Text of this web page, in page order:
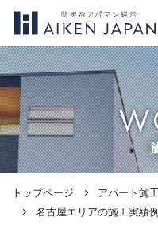
トップページ
アパート施
名古屋エリアの施工実績例